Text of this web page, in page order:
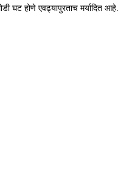
घट होणे एवढ्यापुरताच मर्यादित आहे.